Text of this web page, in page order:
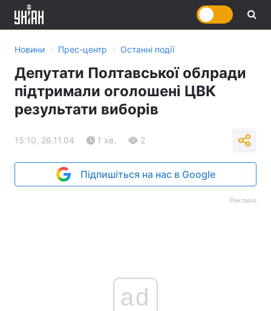
Новини › Прес-центр › Останні події
Депутати Полтавської облради
підтримали оголошені ЦВК
результати виборів
15:10, 26.11.04 1 хв. 2
Підпишіться на нас в Google
Реклама
ad